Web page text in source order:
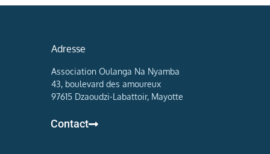
Suivez-nous sur les réseaux sociaux
43, boulevard des amoureux
Contact